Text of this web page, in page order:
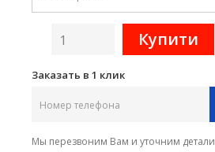
Заказать в 1 клик
Мы перезвоним Вам и уточним детали